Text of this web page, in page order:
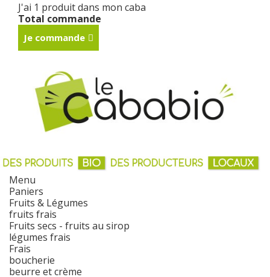
J'ai 1 produit dans mon caba
Total commande
Je commande
Menu
Paniers
Fruits & Légumes
fruits frais
Fruits secs - fruits au sirop
légumes frais
Frais
boucherie
beurre et crème